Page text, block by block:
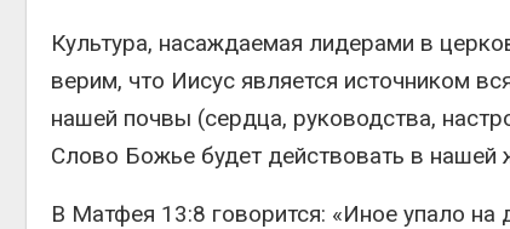
Культура, насаждаемая лидерами в
верим, что Иисус является источником
нашей почвы (сердца, руководства,
Слово Божье будет действовать в
В Матфея 13:8 говорится: «Иное упало